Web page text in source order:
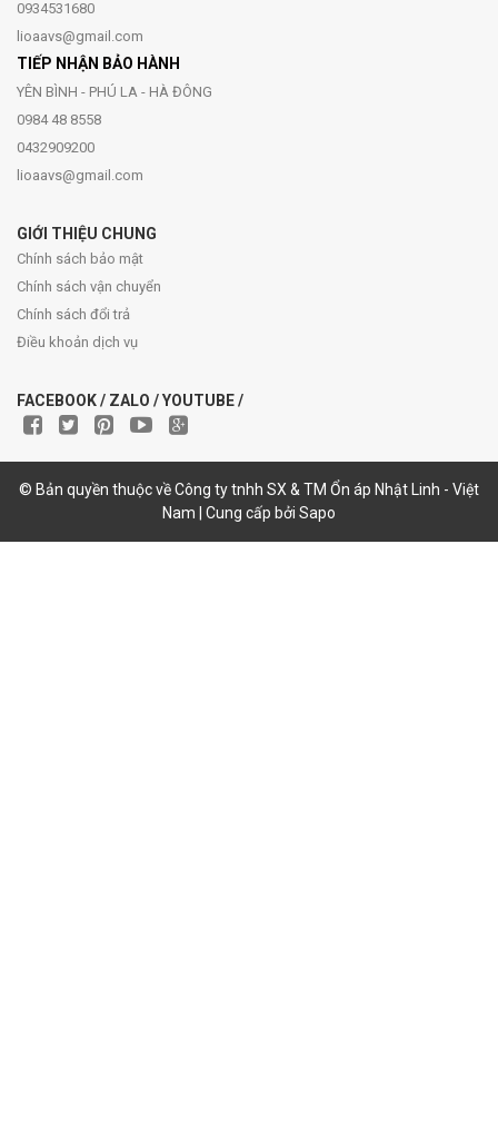
0934531680
lioaavs@gmail.com
TIẾP NHẬN BẢO HÀNH
YÊN BÌNH - PHÚ LA - HÀ ĐÔNG
0984 48 8558
0432909200
lioaavs@gmail.com
GIỚI THIỆU CHUNG
Chính sách bảo mật
Chính sách vận chuyển
Chính sách đổi trả
Điều khoản dịch vụ
FACEBOOK / ZALO / YOUTUBE /
© Bản quyền thuộc về Công ty tnhh SX & TM Ổn áp Nhật Linh - Việt
Nam | Cung cấp bởi Sapo